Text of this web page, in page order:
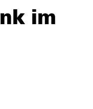
im